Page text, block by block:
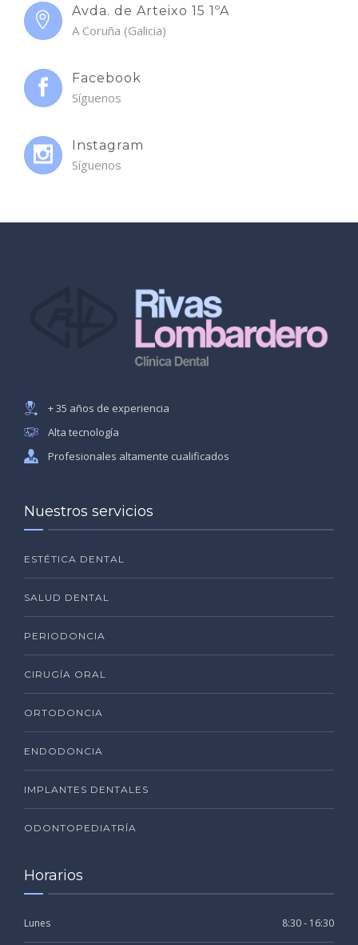
Avda. de Arteixo 15 1ºA
A Coruña (Galicia)
Facebook
Síguenos
Instagram
Síguenos
+ 35 años de experiencia
Alta tecnología
Profesionales altamente cualificados
Nuestros servicios
ESTÉTICA DENTAL
SALUD DENTAL
PERIODONCIA
CIRUGÍA ORAL
ORTODONCIA
ENDODONCIA
IMPLANTES DENTALES
ODONTOPEDIATRÍA
Horarios
Lunes 8:30 - 16:30